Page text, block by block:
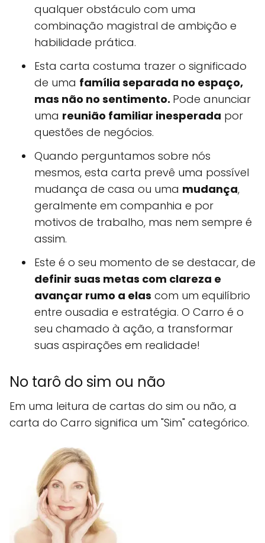
qualquer obstáculo com uma
combinação magistral de ambição e
habilidade prática.
Esta carta costuma trazer o significado
de uma família separada no espaço,
mas não no sentimento. Pode anunciar
uma reunião familiar inesperada por
questões de negócios.
Quando perguntamos sobre nós
mesmos, esta carta prevê uma possível
mudança de casa ou uma mudança,
geralmente em companhia e por
motivos de trabalho, mas nem sempre é
assim.
Este é o seu momento de se destacar, de
definir suas metas com clareza e
avançar rumo a elas com um equilíbrio
entre ousadia e estratégia. O Carro é o
seu chamado à ação, a transformar
suas aspirações em realidade!
No tarô do sim ou não
Em uma leitura de cartas do sim ou não, a
carta do Carro significa um "Sim" categórico.